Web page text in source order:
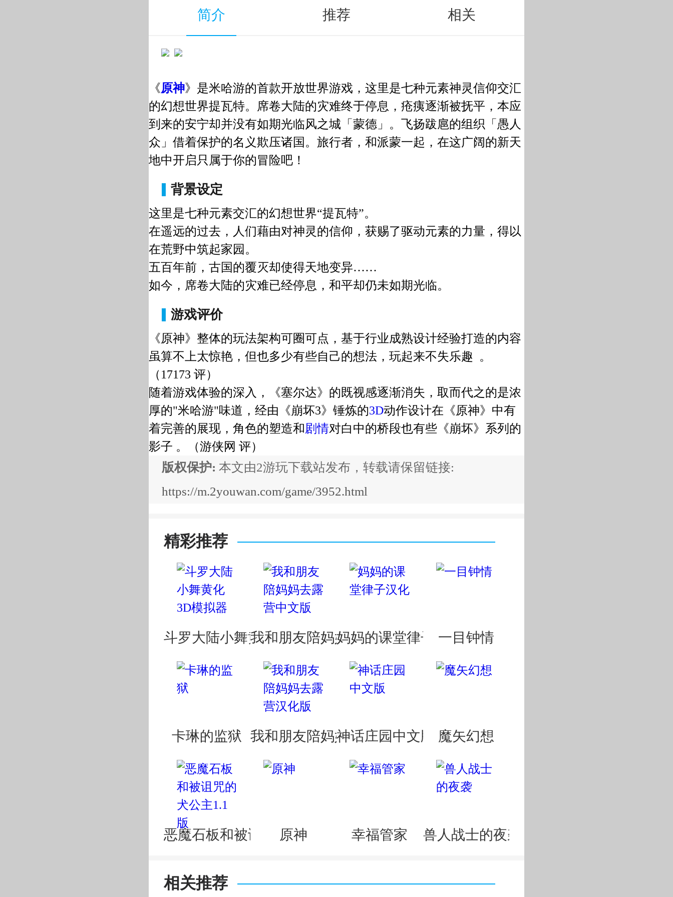
简介 推荐 相关
《原神》是米哈游的首款开放世界游戏，这里是七种元素神灵信仰交汇
的幻想世界提瓦特。席卷大陆的灾难终于停息，疮痍逐渐被抚平，本应
到来的安宁却并没有如期光临风之城「蒙德」。飞扬跋扈的组织「愚人
众」借着保护的名义欺压诸国。旅行者，和派蒙一起，在这广阔的新天
地中开启只属于你的冒险吧！
背景设定
这里是七种元素交汇的幻想世界“提瓦特”。
在遥远的过去，人们藉由对神灵的信仰，获赐了驱动元素的力量，得以
在荒野中筑起家园。
五百年前，古国的覆灭却使得天地变异……
如今，席卷大陆的灾难已经停息，和平却仍未如期光临。
游戏评价
《原神》整体的玩法架构可圈可点，基于行业成熟设计经验打造的内容
虽算不上太惊艳，但也多少有些自己的想法，玩起来不失乐趣
。
（17173 评）
随着游戏体验的深入，《塞尔达》的既视感逐渐消失，取而代之的是浓
厚的"米哈游"味道，经由《崩坏3》锤炼的3D动作设计在《原神》中有
着完善的展现，角色的塑造和剧情对白中的桥段也有些《崩坏》系列的
影子 。 （游侠网 评）
版权保护: 本文由2游玩下载站发布，转载请保留链接:
https://m.2youwan.com/game/3952.html
精彩推荐
斗罗大陆小舞黄化3D模拟器我和朋友陪妈妈去露营中文版
妈妈的课堂律子汉化一目钟情
卡琳的监狱 我和朋友陪妈妈去露营汉化版
神话庄园中文版 魔矢幻想
恶魔石板和被诅咒的犬公主1.1版
原神 幸福管家 兽人战士的夜袭
相关推荐